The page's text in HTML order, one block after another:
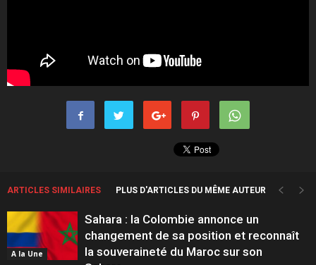
ARTICLES SIMILAIRES PLUS D'ARTICLES DU MÊME AUTEUR
A la Une
Sahara : la Colombie annonce un
changement de sa position et reconnaît
la souveraineté du Maroc sur son